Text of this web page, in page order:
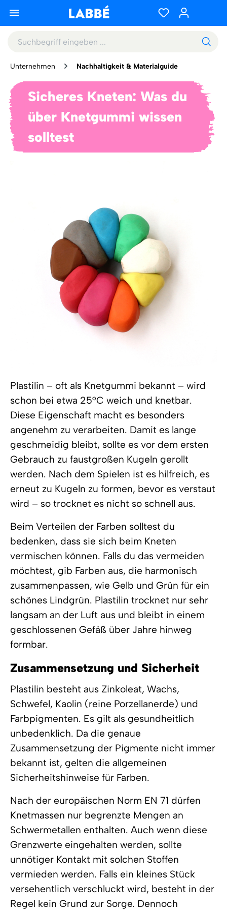
Unternehmen Nachhaltigkeit & Materialguide
Sicheres Kneten: Was du
über Knetgummi wissen
solltest
Plastilin – oft als Knetgummi bekannt – wird
schon bei etwa 25°C weich und knetbar.
Diese Eigenschaft macht es besonders
angenehm zu verarbeiten. Damit es lange
geschmeidig bleibt, sollte es vor dem ersten
Gebrauch zu faustgroßen Kugeln gerollt
werden. Nach dem Spielen ist es hilfreich, es
erneut zu Kugeln zu formen, bevor es verstaut
wird – so trocknet es nicht so schnell aus.
Beim Verteilen der Farben solltest du
bedenken, dass sie sich beim Kneten
vermischen können. Falls du das vermeiden
möchtest, gib Farben aus, die harmonisch
zusammenpassen, wie Gelb und Grün für ein
schönes Lindgrün. Plastilin trocknet nur sehr
langsam an der Luft aus und bleibt in einem
geschlossenen Gefäß über Jahre hinweg
formbar.
Zusammensetzung und Sicherheit
Plastilin besteht aus Zinkoleat, Wachs,
Schwefel, Kaolin (reine Porzellanerde) und
Farbpigmenten. Es gilt als gesundheitlich
unbedenklich. Da die genaue
Zusammensetzung der Pigmente nicht immer
bekannt ist, gelten die allgemeinen
Sicherheitshinweise für Farben.
Nach der europäischen Norm EN 71 dürfen
Knetmassen nur begrenzte Mengen an
Schwermetallen enthalten. Auch wenn diese
Grenzwerte eingehalten werden, sollte
unnötiger Kontakt mit solchen Stoffen
vermieden werden. Falls ein kleines Stück
versehentlich verschluckt wird, besteht in der
Regel kein Grund zur Sorge. Dennoch